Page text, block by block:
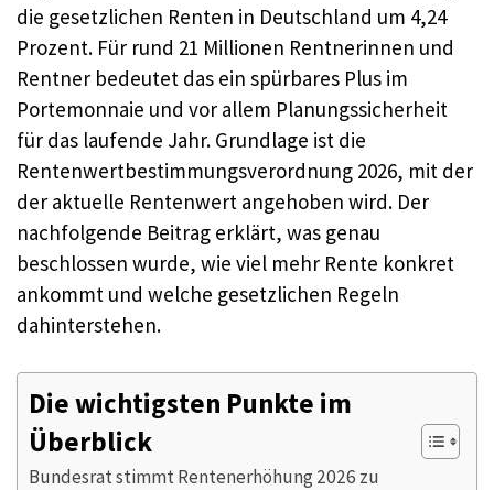
die gesetzlichen Renten in Deutschland um 4,24
Prozent. Für rund 21 Millionen Rentnerinnen und
Rentner bedeutet das ein spürbares Plus im
Portemonnaie und vor allem Planungssicherheit
für das laufende Jahr. Grundlage ist die
Rentenwertbestimmungsverordnung 2026, mit der
der aktuelle Rentenwert angehoben wird. Der
nachfolgende Beitrag erklärt, was genau
beschlossen wurde, wie viel mehr Rente konkret
ankommt und welche gesetzlichen Regeln
dahinterstehen.
Die wichtigsten Punkte im
Überblick
Bundesrat stimmt Rentenerhöhung 2026 zu